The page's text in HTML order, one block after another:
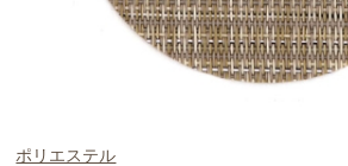
ポリエステル